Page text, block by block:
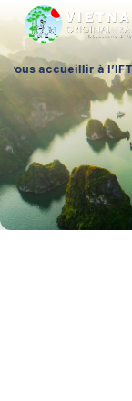
à l’IFTM Top